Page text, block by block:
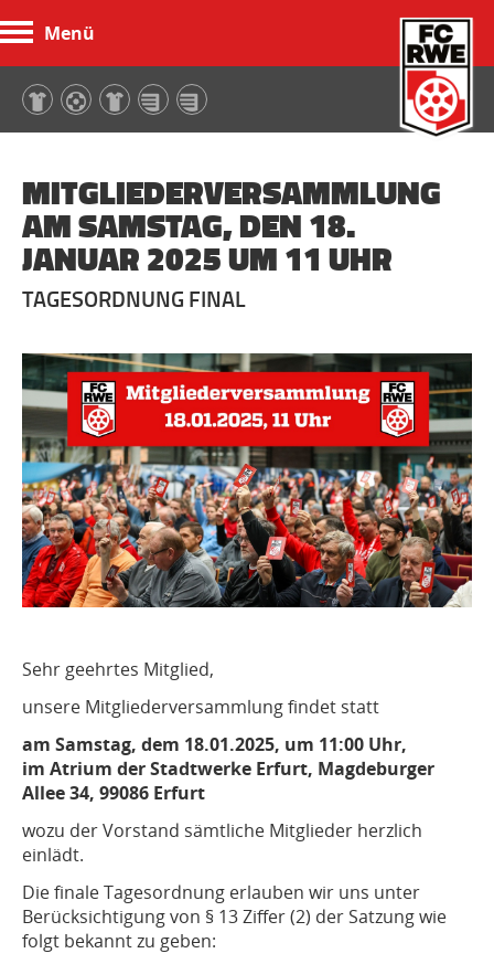
Menü
MITGLIEDERVERSAMMLUNG
AM SAMSTAG, DEN 18.
JANUAR 2025 UM 11 UHR
TAGESORDNUNG FINAL
Sehr geehrtes Mitglied,
unsere Mitgliederversammlung findet statt
am Samstag, dem 18.01.2025, um 11:00 Uhr,
im Atrium der Stadtwerke Erfurt, Magdeburger
Allee 34, 99086 Erfurt
wozu der Vorstand sämtliche Mitglieder herzlich
einlädt.
Die finale Tagesordnung erlauben wir uns unter
Berücksichtigung von § 13 Ziffer (2) der Satzung wie
folgt bekannt zu geben: